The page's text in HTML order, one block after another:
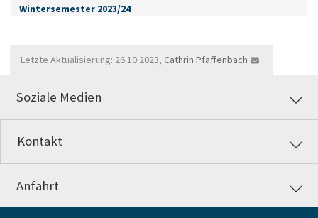
Wintersemester 2023/24
Letzte Aktualisierung: 26.10.2023, Cathrin Pfaffenbach
Soziale Medien
Kontakt
Anfahrt